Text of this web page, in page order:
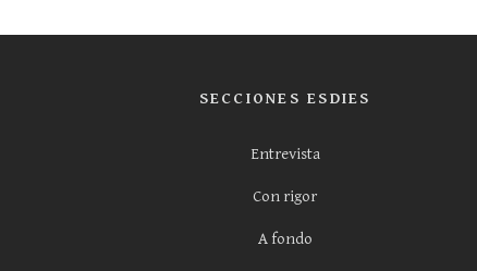
SECCIONES ESDIES
Entrevista
Con rigor
A fondo